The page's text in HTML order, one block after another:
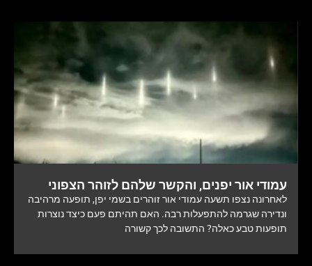
עמודי אור יפנים, והקשר שלהם לזוהר הצפוני
לאחרונה נצפו תשעה עמודי אור זוהרים בשמי יפן, תופעה מרהיבה
ונדירה שגרמה להתפעלות רבה. האם תהיתם פעם כיצד נוצרות
תופעות טבע כאלה? התשובה לכך קשורה